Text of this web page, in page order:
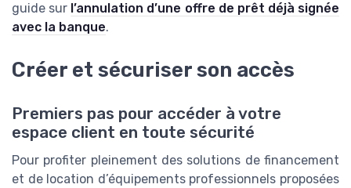
guide sur l’annulation d’une offre de prêt déjà signée
avec la banque.
Créer et sécuriser son accès
Premiers pas pour accéder à votre
espace client en toute sécurité
Pour profiter pleinement des solutions de financement
et de location d’équipements professionnels proposées